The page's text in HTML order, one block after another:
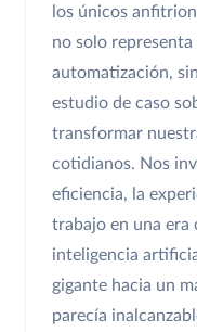
los únicos
no solo
automatización,
estudio de caso
transformar
cotidianos. Nos
eficiencia, la
trabajo en una era
inteligencia
gigante hacia un
parecía